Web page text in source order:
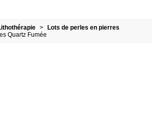
>
Lots de perles en pierres
Quartz Fumée